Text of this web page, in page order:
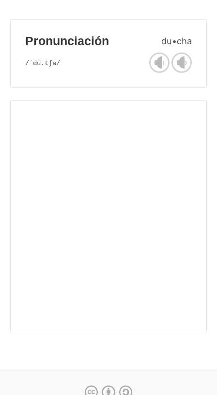
Pronunciación du•cha
/ˈdu.tʃa/